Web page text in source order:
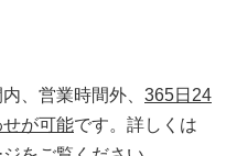
、営業時間外、 365日24
が可能です。詳しくは